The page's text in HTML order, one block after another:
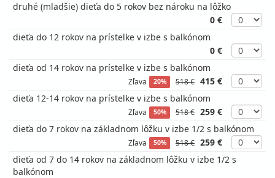
druhé (mladšie) dieťa do 5 rokov bez nároku na lôžko
0 €
dieťa do 12 rokov na prístelke v izbe s balkónom
0 €
dieťa od 14 rokov na prístelke v izbe s balkónom
Zľava 20% 518 € 415 €
dieťa 12-14 rokov na prístelke v izbe s balkónom
Zľava 50% 518 € 259 €
dieťa do 7 rokov na základnom lôžku v izbe 1/2 s balkónom
Zľava 50% 518 € 259 €
dieťa od 7 do 14 rokov na základnom lôžku v izbe 1/2 s
balkónom